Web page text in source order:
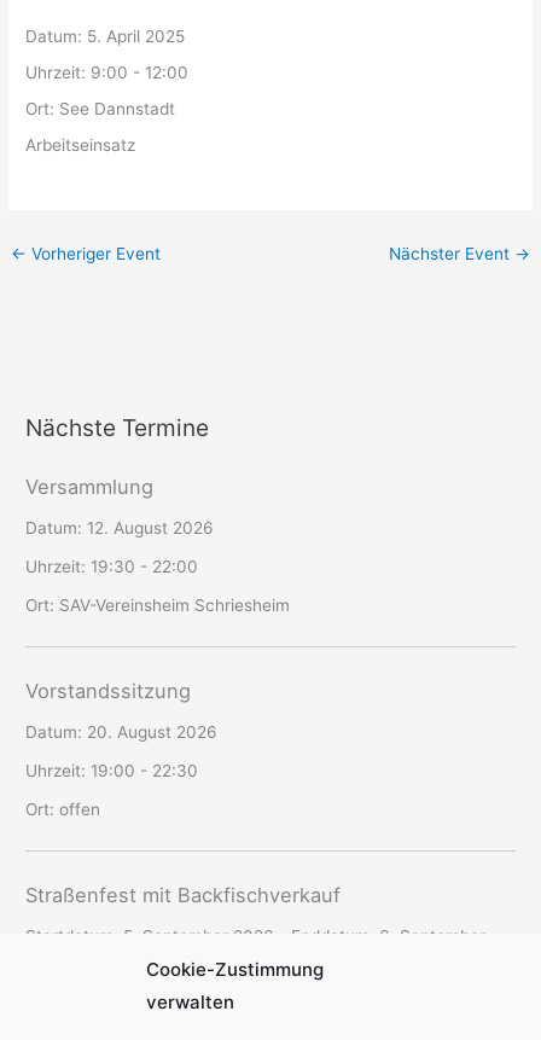
Cookie-Zustimmung
verwalten
Datum: 5. April 2025
Uhrzeit: 9:00 - 12:00
Ort: See Dannstadt
Arbeitseinsatz
← Vorheriger Event Nächster Event →
Nächste Termine
Versammlung
Datum: 12. August 2026
Uhrzeit: 19:30 - 22:00
Ort: SAV-Vereinsheim Schriesheim
Vorstandssitzung
Datum: 20. August 2026
Uhrzeit: 19:00 - 22:30
Ort:offen
Straßenfest mit Backfischverkauf
Startdatum: 5. September 2026 - Enddatum: 6. September
10:30 - 16:00